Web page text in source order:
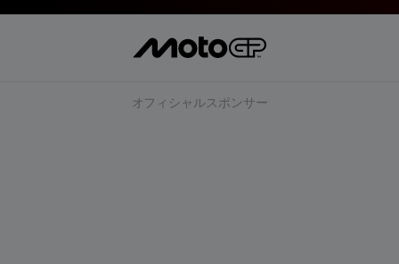
オフィシャルスポンサー